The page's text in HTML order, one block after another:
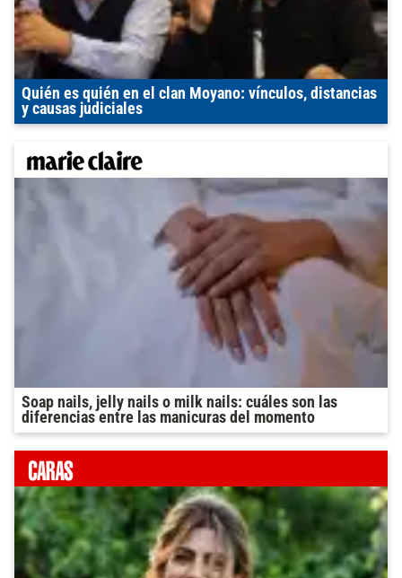
Quién es quién en el clan Moyano: vínculos, distancias
y causas judiciales
Soap nails, jelly nails o milk nails: cuáles son las
diferencias entre las manicuras del momento